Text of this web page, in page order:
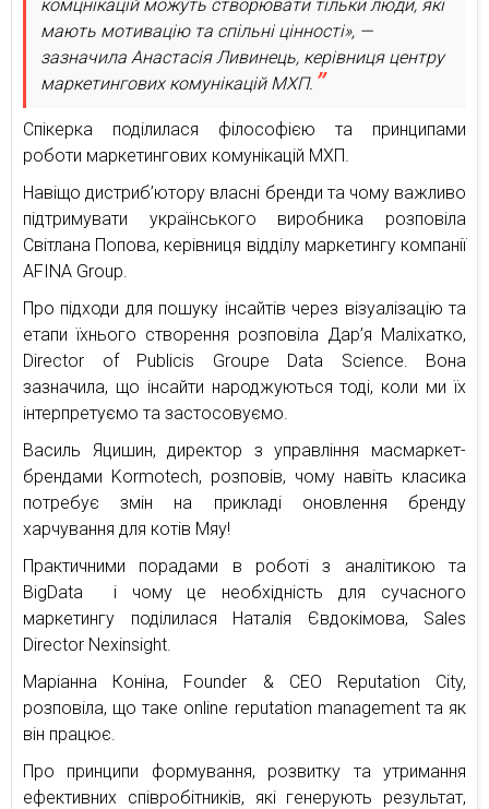
комцнікацій можуть створювати тільки люди, які
мають мотивацію та спільні цінності», —
зазначила Анастасія Ливинець, керівниця центру
маркетингових комунікацій МХП.
Спікерка поділилася філософією та принципами
роботи маркетингових комунікацій МХП.
Навіщо дистриб’ютору власні бренди та чому важливо
підтримувати українського виробника розповіла
Світлана Попова, керівниця відділу маркетингу компанії
AFINA Group.
Про підходи для пошуку інсайтів через візуалізацію та
етапи їхнього створення розповіла Дар’я Маліхатко,
Director of Publicis Groupe Data Science. Вона
зазначила, що інсайти народжуються тоді, коли ми їх
інтерпретуємо та застосовуємо.
Василь Яцишин, директор з управління масмаркет-
брендами Kormotech, розповів, чому навіть класика
потребує змін на прикладі оновлення бренду
харчування для котів Мяу!
Практичними порадами в роботі з аналітикою та
BigData і чому це необхідність для сучасного
маркетингу поділилася Наталія Євдокімова, Sales
Director Nexinsight.
Маріанна Коніна, Founder & CEO Reputation City,
розповіла, що таке online reputation management та як
він працює.
Про принципи формування, розвитку та утримання
ефективних співробітників, які генерують результат,